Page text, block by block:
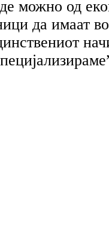
можно од
да имаат